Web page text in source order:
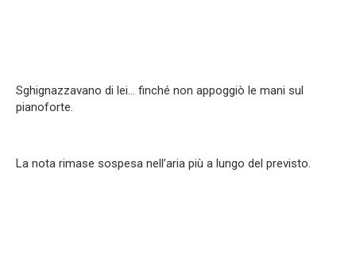
Sghignazzavano di lei… finché non appoggiò le mani sul
pianoforte.
La nota rimase sospesa nell’aria più a lungo del previsto.